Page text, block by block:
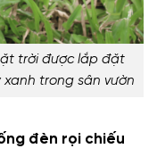
trời được lắp đặt
trong sân vườn
đèn rọi chiếu